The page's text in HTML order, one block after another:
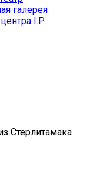
галерея
I.P.
Стерлитамака